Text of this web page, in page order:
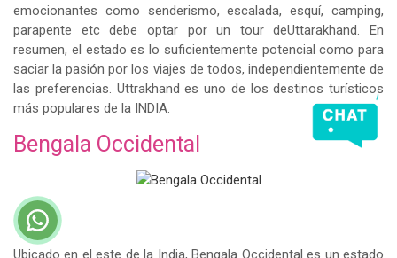
emocionantes como senderismo, escalada, esquí, camping,
parapente etc debe optar por un tour deUttarakhand. En
resumen, el estado es lo suficientemente potencial como para
saciar la pasión por los viajes de todos, independientemente de
las preferencias. Uttrakhand es uno de los destinos turísticos
más populares de la INDIA.
Bengala Occidental
Ubicado en el este de la India, Bengala Occidental es un estado